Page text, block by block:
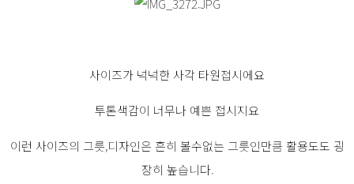
사이즈가 넉넉한 사각 타원접시에요
투톤색감이 너무나 예쁜 접시지요
이런 사이즈의 그릇,디자인은 흔히 볼수없는 그릇인만큼 활용도도 굉
장히 높습니다.